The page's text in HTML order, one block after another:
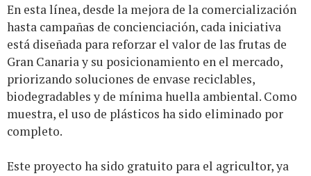
En esta línea, desde la mejora de la comercialización
hasta campañas de concienciación, cada iniciativa
está diseñada para reforzar el valor de las frutas de
Gran Canaria y su posicionamiento en el mercado,
priorizando soluciones de envase reciclables,
biodegradables y de mínima huella ambiental. Como
muestra, el uso de plásticos ha sido eliminado por
completo.
Este proyecto ha sido gratuito para el agricultor, ya